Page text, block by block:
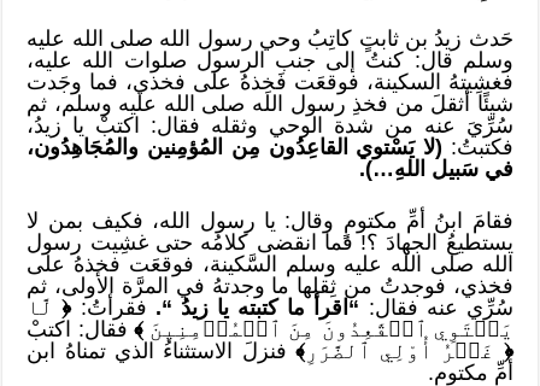
حَدث زيدُ بن ثابتٍ كاتِبُ وحي رسول الله صلى الله عليه
وسلم قال: كنتُ إلى جنب الرسول صلوات الله عليه،
فغشِيتهُ السكينة، فوقعَت فَخِذهُ على فخذي، فما وجَدت
شيئًا أثقلَ من فخذِ رسول الله صلى الله عليه وسلم، ثم
سُرِّيَ عنه من شدة الوحي وثقله فقال: اكتبْ يا زيدُ،
فكتبتُ: (لا يَسْتوي القاعِدُون مِن المُؤمِنين والمُجَاهِدُون،
في سَبيل اللهِ…
)
.
فقامَ ابنُ أمِّ مكتومٍ وقال: يا رسول الله، فكيف بمن لا
يستطيعُ الجهادَ ؟! فما انقضى كلامُه حتى غشِيت رسول
الله صلى الله عليه وسلم السَّكينة، فوقعَت فخذهُ على
فخذي، فوجدتُ من ثِقلها ما وجدتهُ في المرَّة الأولى، ثم
سُرِّي عنه فقال: “اقرأ ما كتبته يا زيدُ “. فقرأتُ:﴿لَّا
يَسۡتَوِي ٱلۡقَٰعِدُونَ مِنَ ٱلۡمُؤۡمِنِينَ﴾ فقال: اكتبْ
﴿ غَيۡرُ أُوْلِي ٱلضَّرَرِ﴾ فنزلَ الاستثناءُ الذي تمناهُ ابن
أمِّ مكتومٍ.